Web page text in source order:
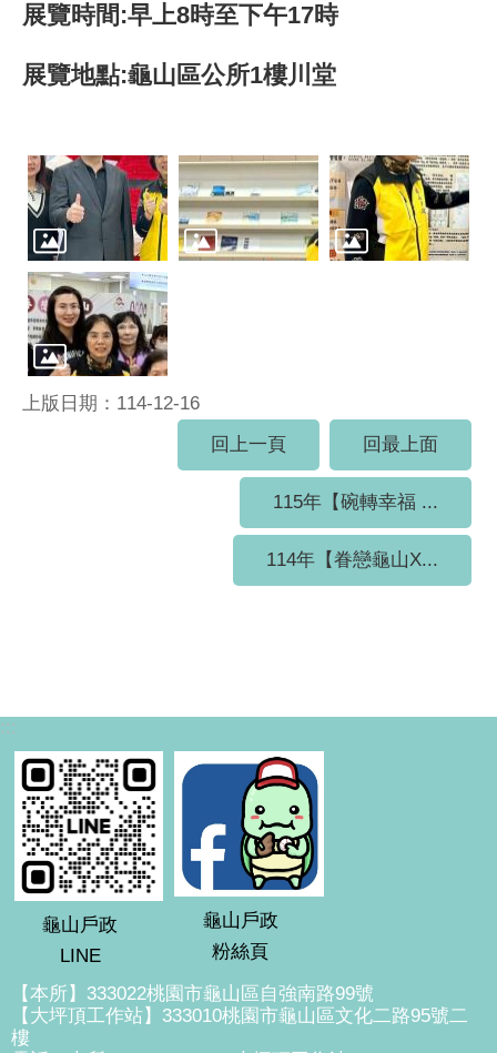
展覽時間:早上8時至下午17時
展覽地點:龜山區公所1樓川堂
上版日期：114-12-16
回上一頁
回最上面
115年【碗轉幸福 ...
114年【眷戀龜山X...
:::
龜山戶政
LINE
龜山戶政
粉絲頁
【本所】333022桃園市龜山區自強南路99號
【大坪頂工作站】333010桃園市龜山區文化二路95號二
樓